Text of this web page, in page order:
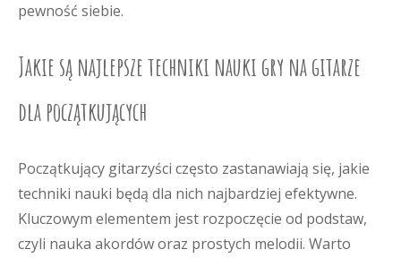
pewność siebie.
Jakie są najlepsze techniki nauki gry na gitarze
dla początkujących
Początkujący gitarzyści często zastanawiają się, jakie
techniki nauki będą dla nich najbardziej efektywne.
Kluczowym elementem jest rozpoczęcie od podstaw,
czyli nauka akordów oraz prostych melodii. Warto